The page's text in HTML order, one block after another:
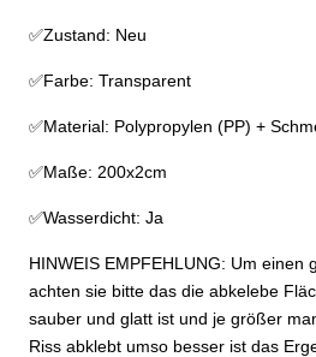
✅Zustand: Neu
✅Farbe: Transparent
✅Material: Polypropylen (PP) +
✅Maße: 200x2cm
✅Wasserdicht: Ja
HINWEIS EMPFEHLUNG: Um einen
achten sie bitte das die abkelebe
sauber und glatt ist und je größer
Riss abklebt umso besser ist das